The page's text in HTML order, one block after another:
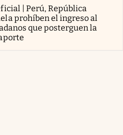
| Perú, República
prohíben el ingreso al
que posterguen la